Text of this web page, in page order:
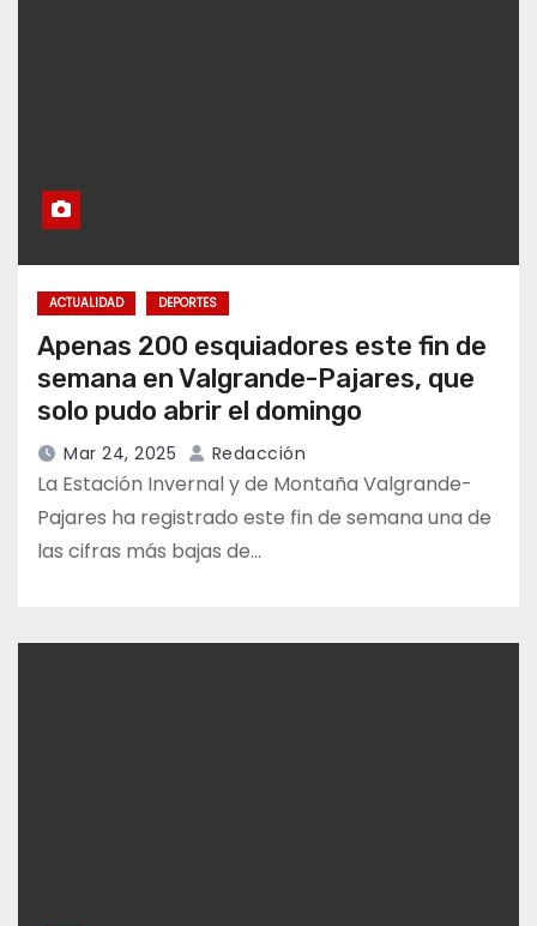
ACTUALIDAD DEPORTES
Apenas 200 esquiadores este fin de
semana en Valgrande-Pajares, que
solo pudo abrir el domingo
Mar 24, 2025 Redacción
La Estación Invernal y de Montaña Valgrande-
Pajares ha registrado este fin de semana una de
las cifras más bajas de…